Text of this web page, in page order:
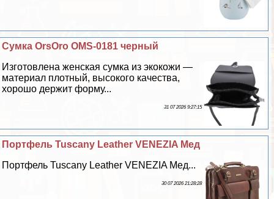
Сумка OrsOro OMS-0181 черный
Изготовлена женская сумка из экокожи —
материал плотный, высокого качества,
хорошо держит форму...
31 07 2026 9:27:15
Портфель Tuscany Leather VENEZIA Мед
Портфель Tuscany Leather VENEZIA Мед...
30 07 2026 21:28:28